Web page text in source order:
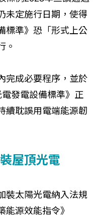
未定施行日期，使得
標準》恐「形式上公
。
完成必要程序，並於
發電設備標準》正
續耽誤用電端能源韌
屋頂光電
裝太陽光電納入法規
能源效能指令》